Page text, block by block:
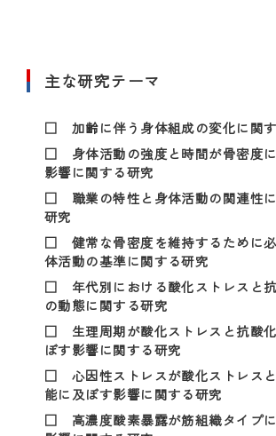
主な研究テーマ
□ 加齢に伴う身体組成の変化に関
□ 身体活動の強度と時間が骨密度
影響に関する研究
□ 職業の特性と身体活動の関連性
研究
□ 健常な骨密度を維持するために
体活動の基準に関する研究
□ 年代別における酸化ストレスと
の動態に関する研究
□ 生理周期が酸化ストレスと抗酸
ぼす影響に関する研究
□ 心因性ストレスが酸化ストレス
能に及ぼす影響に関する研究
□ 高濃度酸素暴露が筋組織タイプ